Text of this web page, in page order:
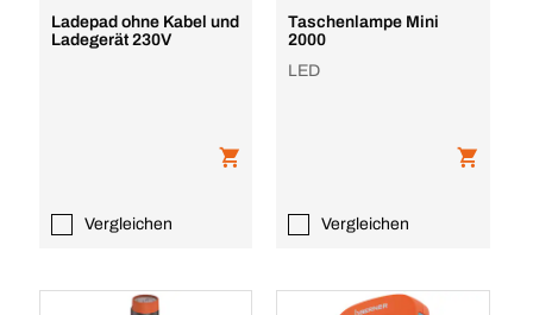
Ladepad ohne Kabel und
Ladegerät 230V
Vergleichen
Taschenlampe Mini
2000
LED
Vergleichen